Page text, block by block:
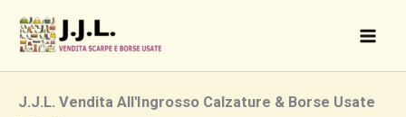
J.J.L. Vendita All'Ingrosso Calzature & Borse Usate